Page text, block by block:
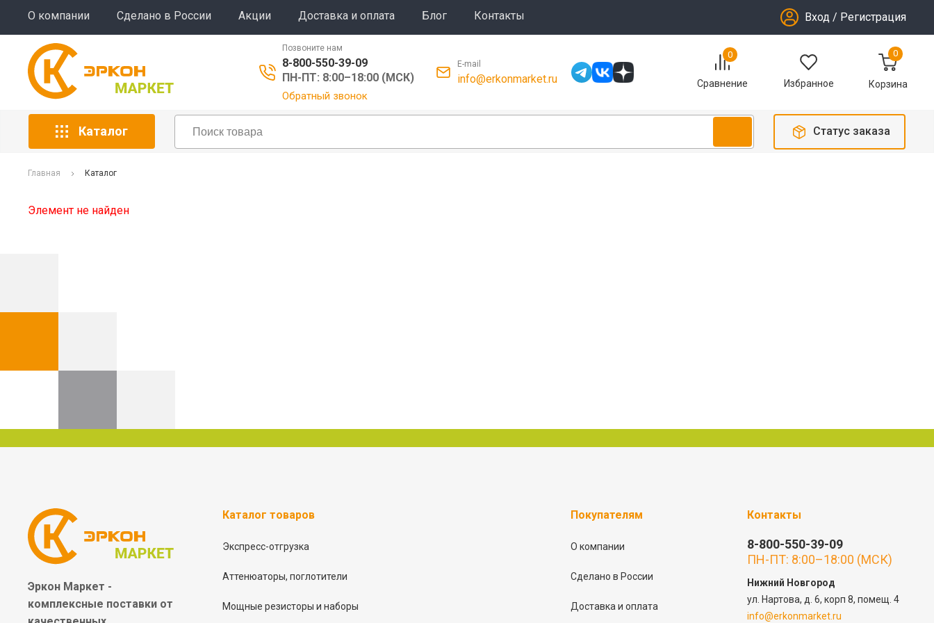
О компании Сделано в России Акции Доставка и оплата Блог Контакты Вход / Регистрация
Позвоните нам
8-800-550-39-09
ПН-ПТ: 8:00–18:00 (МСК)
Обратный звонок
E-mail
info@erkonmarket.ru
0
Сравнение Избранное
0
Корзина
Каталог Статус заказа
Главная Каталог
Элемент не найден
Эркон Маркет -
комплексные поставки от
Каталог товаров
Экспресс-отгрузка
Аттенюаторы, поглотители
Мощные резисторы и наборы
Покупателям
О компании
Сделано в России
Доставка и оплата
Контакты
8-800-550-39-09
ПН-ПТ: 8:00–18:00 (МСК)
Нижний Новгород
ул. Нартова, д. 6, корп 8, помещ. 4
info@erkonmarket.ru